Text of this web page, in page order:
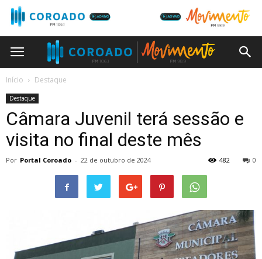
Início Destaque
Destaque
Câmara Juvenil terá sessão e
visita no final deste mês
Por Portal Coroado - 22 de outubro de 2024 0
482